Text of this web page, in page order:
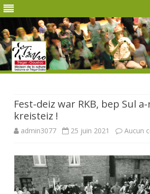
Fest-deiz war RKB, bep Sul
kreisteiz !
admin3077 25 juin 2021 Aucun